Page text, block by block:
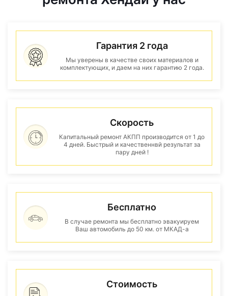
Гарантия 2 года
Мы уверены в качестве своих материалов и
комплектующих, и даем на них гарантию 2 года.
Скорость
Капитальный ремонт АКПП производится от 1 до
4 дней. Быстрый и качественнвй результат за
пару дней !
Бесплатно
В случае ремонта мы бесплатно эвакуируем
Ваш автомобиль до 50 км. от МКАД-а
Стоимость